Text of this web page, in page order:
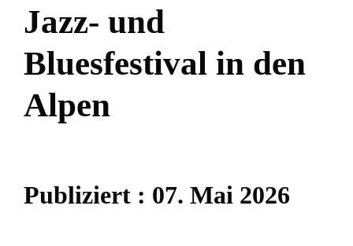
Jazz- und
Bluesfestival in den
Alpen
Publiziert : 07. Mai 2026